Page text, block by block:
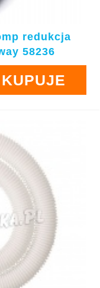
redukcja
58236
KUPUJE